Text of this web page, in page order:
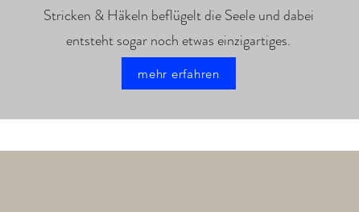
Stricken & Häkeln beflügelt die Seele und dabei
entsteht sogar noch etwas einzigartiges.
mehr erfahren